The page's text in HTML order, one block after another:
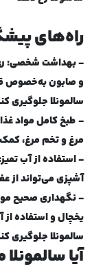
راه‌های
- بهداشت شخصی:
و صابون به‌خصوص
سالمونلا جلوگیری
-طبخ کامل مواد
مرغ و تخم مرغ، کمک
- استفاده از آب
آشپزی می‌تواند از
- نگهداری صحیح
یخچال و استفاده از
سالمونلا جلوگیری
آیا